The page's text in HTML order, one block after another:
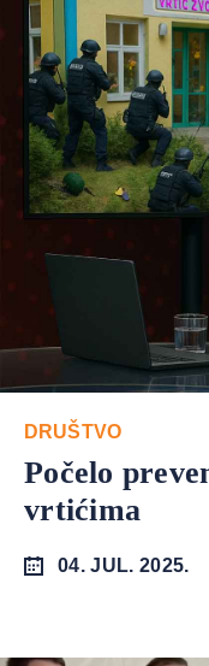
DRUŠTVO
Počelo
vrtićima
04. JUL. 2025.